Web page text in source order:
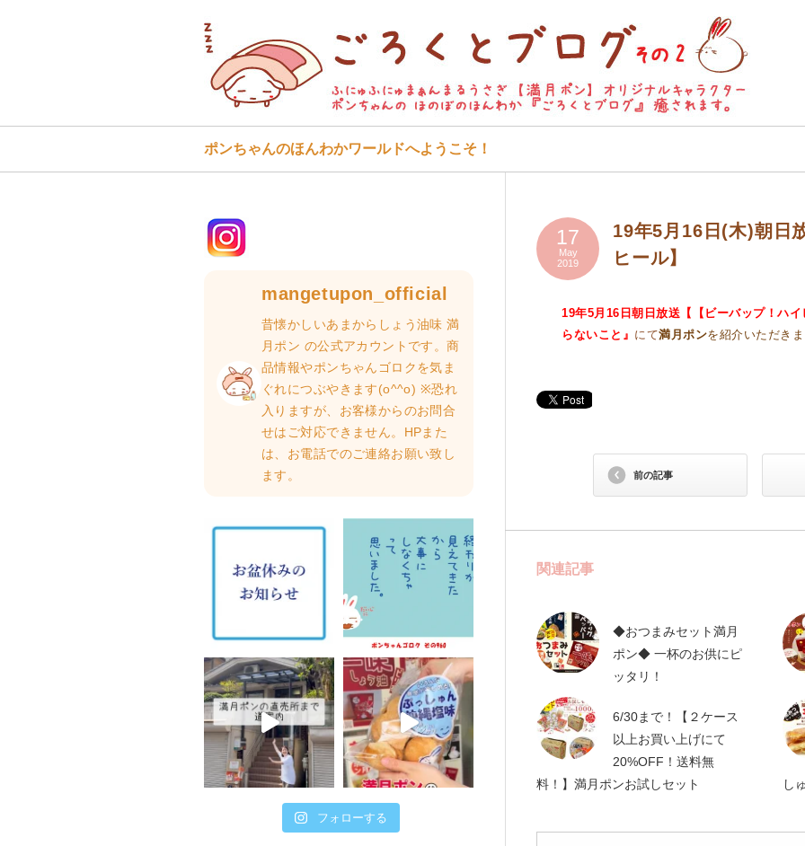
ポンちゃんのほんわかワールドへようこそ！
17
May
2019
19年5月16日(木)朝日
ヒール】
19年5月16日朝日放送【【ビーバップ！ハ
らないこと』 にて満月ポンを紹介いただき
前の記事
関連記事
◆おつまみセット満月
ポン◆ 一杯のお供にピ
ッタリ！
6/30まで！【２ケース
以上お買い上げにて
20%OFF！送料無
料！】満月ポンお試しセット
し
mangetupon_official
昔懐かしいあまからしょう油味 満
月ポン の公式アカウントです。商
品情報やポンちゃんゴロクを気ま
ぐれにつぶやきます(o^^o) ※恐れ
入りますが、お客様からのお問合
せはご対応できません。HPまた
は、お電話でのご連絡お願い致し
ます。
フォローする